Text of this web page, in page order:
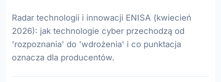
Radar technologii i innowacji ENISA (kwiecień
2026): jak technologie cyber przechodzą od
'rozpoznania' do 'wdrożenia' i co punktacja
oznacza dla producentów.